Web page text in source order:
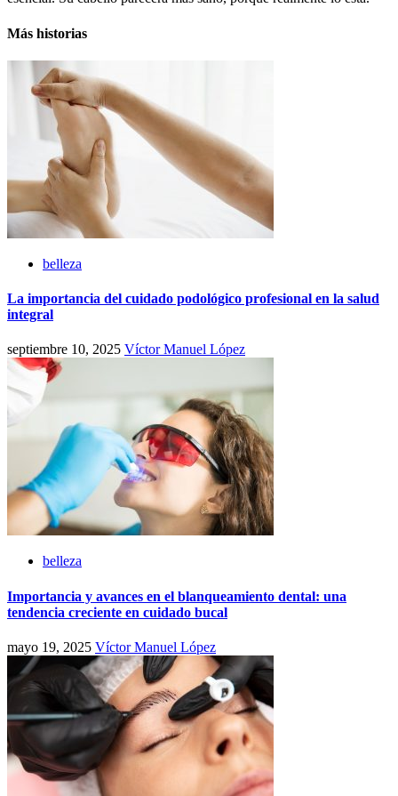
Más historias
belleza
La importancia del cuidado podológico profesional en la salud
integral
septiembre 10, 2025 Víctor Manuel López
belleza
Importancia y avances en el blanqueamiento dental: una
tendencia creciente en cuidado bucal
mayo 19, 2025 Víctor Manuel López